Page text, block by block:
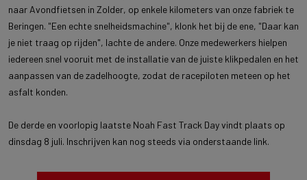
naar Avondfietsen in Zolder, op enkele kilometers van onze fabriek te
Beringen. "Een echte snelheidsmachine", klonk het bij de ene, "Daar kan
je niet traag op rijden", lachte de andere. Onze medewerkers hielpen
iedereen snel vooruit met de installatie van de juiste klikpedalen en het
aanpassen van de zadelhoogte, zodat de racepiloten meteen op het
asfalt konden.
De derde en voorlopig laatste Noah Fast Track Day vindt plaats op
dinsdag 8 juli. Inschrijven kan nog steeds via onderstaande link.